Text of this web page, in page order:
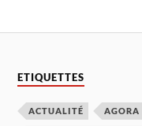
ETIQUETTES
ACTUALITÉ AGORA